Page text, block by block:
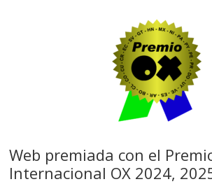
Web premiada con el
Internacional OX 2024,